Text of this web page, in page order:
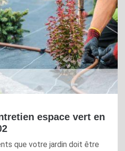
espace vert en
que votre jardin doit être